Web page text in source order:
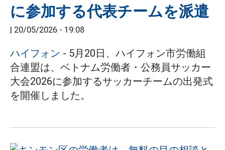
に参加する代表チームを派遣
| 20/05/2026 - 19:08
ハイフォン - 5月20日、ハイフォン市労働組
合連盟は、ベトナム労働者・公務員サッカー
大会2026に参加するサッカーチームの出発式
を開催しました。